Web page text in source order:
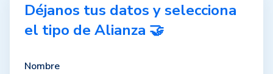
Déjanos tus datos y selecciona
el tipo de Alianza 🤝
Nombre